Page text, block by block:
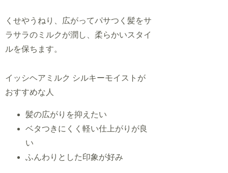
くせやうねり、広がってパサつく髪をサ
ラサラのミルクが潤し、柔らかいスタイ
ルを保ちます。
イッシヘアミルク シルキーモイストが
おすすめな人
髪の広がりを抑えたい
ベタつきにくく軽い仕上がりが良
い
ふんわりとした印象が好み